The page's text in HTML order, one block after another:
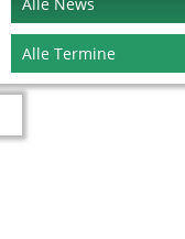
Alle Termine